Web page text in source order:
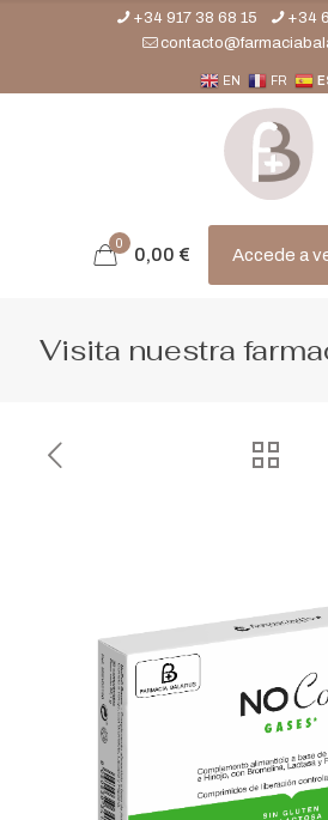
+34 917 38 68 15
+34
EN FR
0
0,00 € Accede a
Visita nuestra